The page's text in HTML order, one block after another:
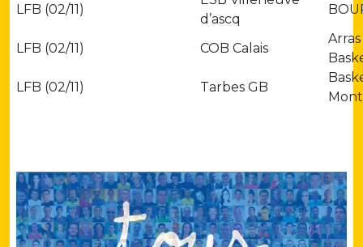
LFB (02/11)
d’ascq
LFB (02/11) COB Calais
Arras
LFB (02/11)
Tarbes GB